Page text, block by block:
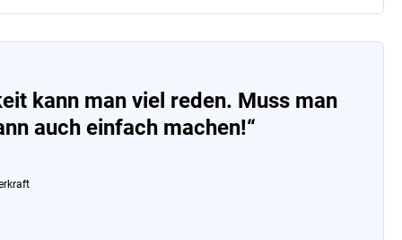
kann man viel reden. Muss man
auch einfach machen!“